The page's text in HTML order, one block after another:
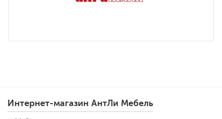
Интернет-магазин АнтЛи Мебель